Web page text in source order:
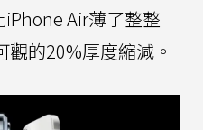
Air薄了整整
的20%厚度縮減。